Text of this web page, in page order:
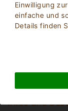
Einwilligung
einfache und
Details finden
2
0Kinder
Infos und